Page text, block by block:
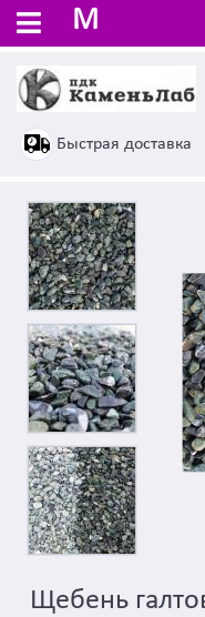
M
Быстрая доставка
Щебень